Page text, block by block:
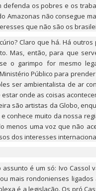
defenda os pobres e os
Amazonas não consegue
que não são os
Claro que há. Há
Mas, então, para que
o garimpo for mesmo
Público para
ser ambientalista de ar
onde as coisas
são artistas da Globo,
conhece muito da nossa
menos uma voz que não
dos interesses
é um só: Ivo Cassol
mais rondonienses
é a legislação. Os pró